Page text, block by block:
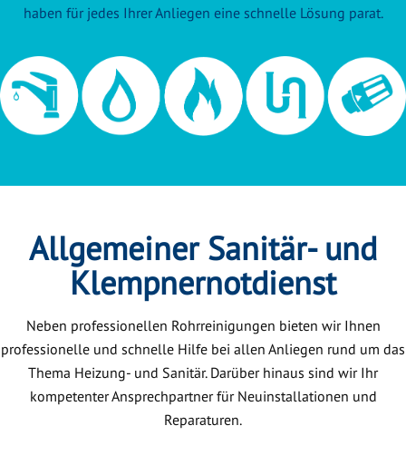
haben für jedes Ihrer Anliegen eine schnelle Lösung parat.
Allgemeiner Sanitär- und
Klempnernotdienst
Neben professionellen Rohrreinigungen bieten wir Ihnen
professionelle und schnelle Hilfe bei allen Anliegen rund um das
Thema Heizung- und Sanitär. Darüber hinaus sind wir Ihr
kompetenter Ansprechpartner für Neuinstallationen und
Reparaturen.